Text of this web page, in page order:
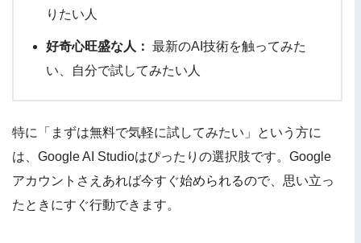
りたい人
好奇心旺盛な人： 最新のAI技術を触ってみた
い、自分で試してみたい人
特に「まずは無料で気軽に試してみたい」という方に
は、Google AI Studioはぴったりの選択肢です。Google
アカウントさえあれば今すぐ始められるので、思い立っ
たときにすぐ行動できます。